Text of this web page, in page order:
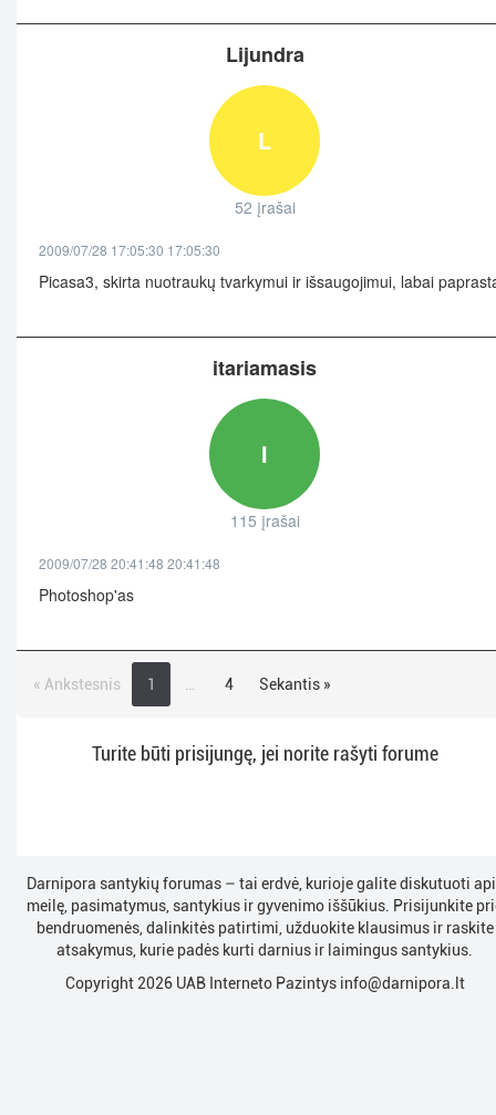
Lijundra
L
52 įrašai
2009/07/28 17:05:30 17:05:30
Picasa3, skirta nuotraukų tvarkymui ir išsaugojimui, labai
itariamasis
I
115 įrašai
2009/07/28 20:41:48 20:41:48
Photoshop'as
« Ankstesnis 1 4 Sekantis »
Turite būti prisijungę, jei norite rašyti forume
Darnipora santykių forumas – tai erdvė, kurioje galite diskutuoti
meilę, pasimatymus, santykius ir gyvenimo iššūkius. Prisijunkite
bendruomenės, dalinkitės patirtimi, užduokite klausimus ir raskite
atsakymus, kurie padės kurti darnius ir laimingus santykius.
Copyright 2026 UAB Interneto Pazintys info@darnipora.lt